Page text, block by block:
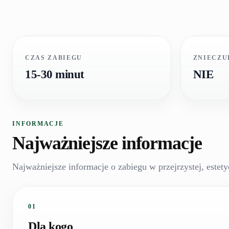
CZAS ZABIEGU
15-30 minut NIE
INFORMACJE
Najważniejsze informacje
Najważniejsze informacje o zabiegu w przejrzystej,
01
Dla kogo